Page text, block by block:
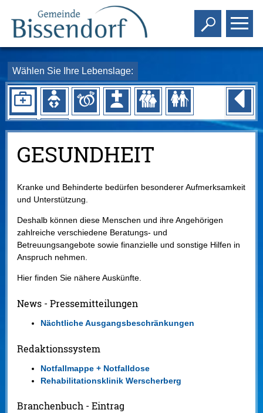
Toggle
Wählen Sie Ihre Lebenslage:
GESUNDHEIT
Kranke und Behinderte bedürfen besonderer Aufmerksamkeit
und Unterstützung.
Deshalb können diese Menschen und ihre Angehörigen
zahlreiche verschiedene Beratungs- und
Betreuungsangebote sowie finanzielle und sonstige Hilfen in
Anspruch nehmen.
Hier finden Sie nähere Auskünfte.
News - Pressemitteilungen
Nächtliche Ausgangsbeschränkungen
Redaktionssystem
Notfallmappe + Notfalldose
Rehabilitationsklinik Werscherberg
Branchenbuch - Eintrag